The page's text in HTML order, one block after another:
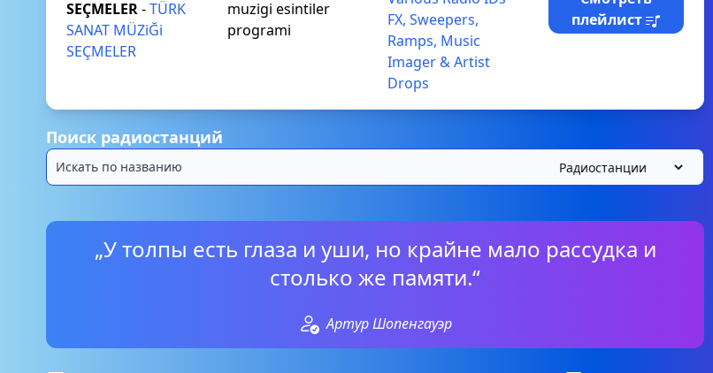
SEÇMELER-TÜRK
SANAT MÜZiĞi
SEÇMELER
muzigi esintiler
programi
FX, Sweepers,
Ramps, Music
Imager & Artist
Drops
плейлист
Поиск радиостанций
„У толпы есть глаза и уши, но крайне мало рассудка и
столько же памяти.“
Артур Шопенгауэр